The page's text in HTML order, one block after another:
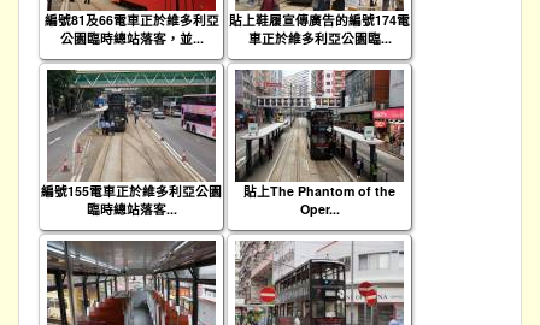
編號81及66電車正於維多利亞
公園臨時總站落客，並...
貼上鞋履宣傳廣告的編號174電
車正於維多利亞公園臨...
編號155電車正於維多利亞公園
臨時總站落客...
貼上The Phantom of the
Oper...